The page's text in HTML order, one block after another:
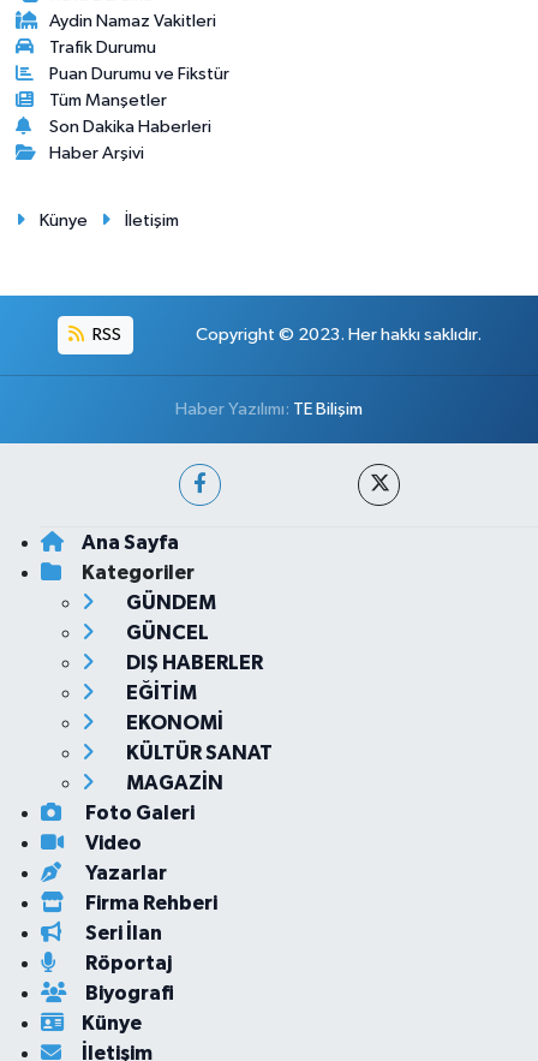
Aydin Namaz Vakitleri
Trafik Durumu
Puan Durumu ve Fikstür
Tüm Manşetler
Son Dakika Haberleri
Haber Arşivi
Künye İletişim
RSS Copyright © 2023. Her hakkı saklıdır.
Haber Yazılımı: TE Bilişim
Ana Sayfa
Kategoriler
GÜNDEM
GÜNCEL
DIŞ HABERLER
EĞİTİM
EKONOMİ
KÜLTÜR SANAT
MAGAZİN
Foto Galeri
Video
Yazarlar
Firma Rehberi
Seri İlan
Röportaj
Biyografi
Künye
İletişim